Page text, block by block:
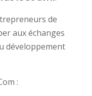
de
aux échanges
développement
: